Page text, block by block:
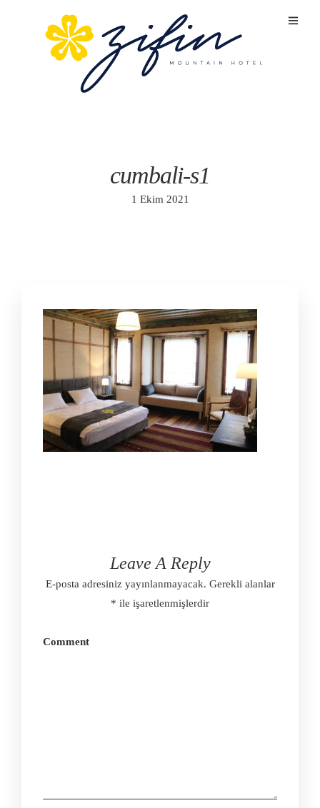
cumbali-s1
1 Ekim 2021
Leave A Reply
E-posta adresiniz yayınlanmayacak. Gerekli alanlar
* ile işaretlenmişlerdir
Comment